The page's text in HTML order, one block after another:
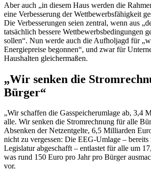
Aber auch „in diesem Haus werden die
eine Verbesserung der Wettbewerbsfähigkeit
Die Verbesserungen seien zentral, wenn aus
tatsächlich bessere Wettbewerbsbedingungen
sollen“. Nun werde auch die Aufholjagd für
Energiepreise begonnen“, und zwar für
Haushalten gleichermaßen.
„Wir senken die
Bürger“
„Wir schaffen die Gasspeicherumlage ab, 3,4
alle. Wir senken die Stromrechnung für alle
Absenken der Netzentgelte, 6,5 Milliarden
nicht zu vergessen: Die EEG-Umlage – bereits
Legislatur abgeschafft– entlastet für alle um
was rund 150 Euro pro Jahr pro Bürger
vor.